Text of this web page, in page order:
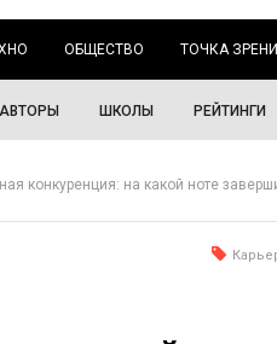
ОБЩЕСТВО ТОЧКА
АВТОРЫ ШКОЛЫ РЕЙТИНГИ
конкуренция: на какой ноте